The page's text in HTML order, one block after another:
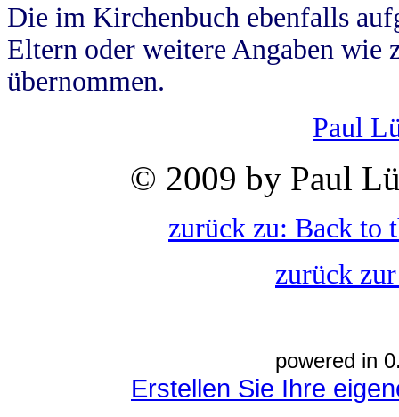
Die im Kirchenbuch ebenfalls
Eltern oder weitere Angaben wie
übernommen.
Paul
© 2009 by Paul
zurück zu: Back to
zurück
powered in
Erstellen Sie Ihre